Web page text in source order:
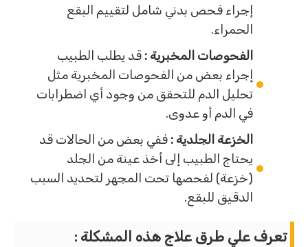
إجراء فحص بدني شامل لتقييم البقع
الحمراء.
الفحوصات المخبرية : قد يطلب الطبيب
إجراء بعض من الفحوصات المخبرية مثل
تحليل الدم للتحقق من وجود أي اضطرابات
في الدم أو عدوى.
الخزعة الجلدية : ففي بعض من الحالات قد
يحتاج الطبيب إلى أخذ عينة من الجلد
(خزعة) لفحصها تحت المجهر لتحديد السبب
الدقيق للبقع.
تعرف علي طرق علاج هذه المشكلة :